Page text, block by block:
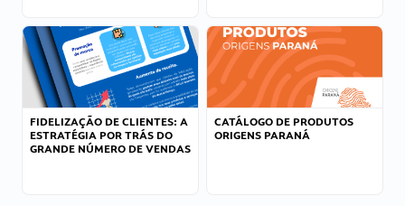
FIDELIZAÇÃO DE CLIENTES: A
ESTRATÉGIA POR TRÁS DO
GRANDE NÚMERO DE VENDAS
CATÁLOGO DE PRODUTOS
ORIGENS PARANÁ